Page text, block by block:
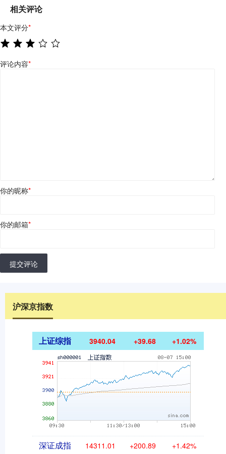
相关评论
本文评分*
评论内容*
你的昵称*
你的邮箱*
提交评论
沪深京指数
上证综指 3940.04 +39.68 +1.02%
深证成指 14311.01 +200.89 +1.42%